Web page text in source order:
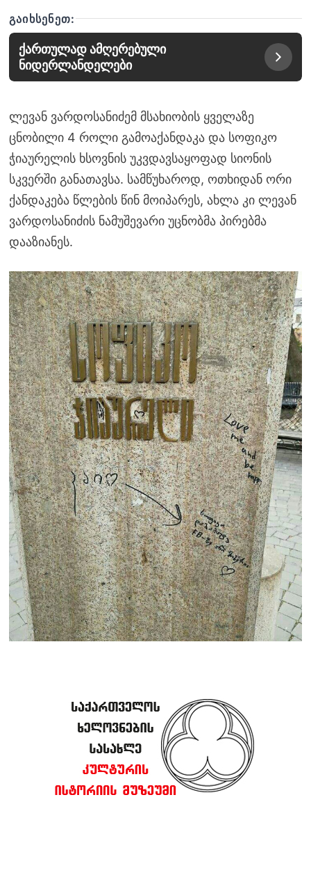
ᲒᲐᲘᲮᲡᲔᲜᲔᲗ:
ქართულად ამღერებული
ნიდერლანდელები
ლევან ვარდოსანიძემ მსახიობის ყველაზე
ცნობილი 4 როლი გამოაქანდაკა და სოფიკო
ჭიაურელის ხსოვნის უკვდავსაყოფად სიონის
სკვერში განათავსა. სამწუხაროდ, ოთხიდან ორი
ქანდაკება წლების წინ მოიპარეს, ახლა კი ლევან
ვარდოსანიძის ნამუშევარი უცნობმა პირებმა
დააზიანეს.